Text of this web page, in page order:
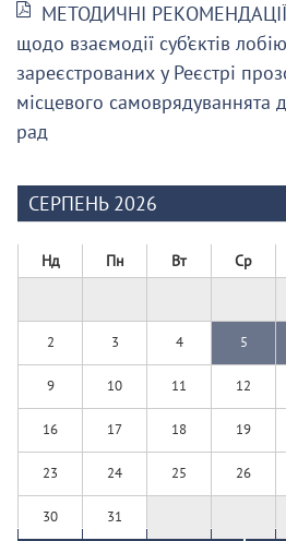
МЕТОДИЧНІ РЕКОМЕНДАЦІЇ
щодо взаємодії суб’єктів
зареєстрованих у Реєстрі
місцевого самоврядуваннята
рад
СЕРПЕНЬ 2026
Нд Пн Вт Ср
2 3 4 5
9 10 11 12
16 17 18 19
23 24 25 26
30 31